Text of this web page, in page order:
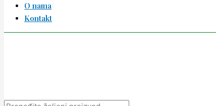
O nama
Kontakt